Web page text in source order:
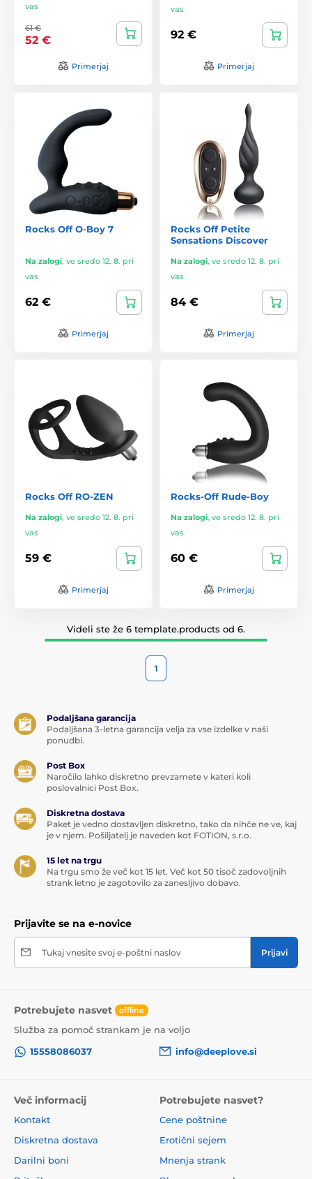
vas
61 €
52 €
Primerjaj
vas
92 €
Primerjaj
Rocks Off O-Boy 7
Na zalogi, ve sredo 12. 8. pri
vas
62 €
Primerjaj
Rocks Off Petite
Sensations Discover
Na zalogi, ve sredo 12. 8. pri
vas
84 €
Primerjaj
Rocks Off RO-ZEN
Na zalogi, ve sredo 12. 8. pri
vas
59 €
Primerjaj
Rocks-Off Rude-Boy
Na zalogi, ve sredo 12. 8. pri
vas
60 €
Primerjaj
Videli ste že 6 template.products od 6.
1
Podaljšana garancija
Podaljšana 3-letna garancija velja za vse izdelke v naši
ponudbi.
Post Box
Naročilo lahko diskretno prevzamete v kateri koli
poslovalnici Post Box.
Diskretna dostava
Paket je vedno dostavljen diskretno, tako da nihče ne ve, kaj
je v njem. Pošiljatelj je naveden kot FOTION, s.r.o.
15 let na trgu
Na trgu smo že več kot 15 let. Več kot 50 tisoč zadovoljnih
strank letno je zagotovilo za zanesljivo dobavo.
Prijavite se na e-novice
Tukaj vnesite svoj e-poštni naslov Prijavi
Potrebujete nasvet offline
Služba za pomoč strankam je na voljo
15558086037
info@deeplove.si
Več informacij
Kontakt
Diskretna dostava
Darilni boni
Potrebujete nasvet?
Cene poštnine
Erotični sejem
Mnenja strank